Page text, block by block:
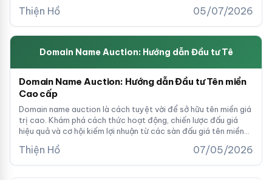
Thiện Hồ 05/07/2026
Domain Name Auction: Hướng dẫn Đầu tư Tê
Domain Name Auction: Hướng dẫn Đầu tư Tên miền
Cao cấp
Domain name auction là cách tuyệt vời để sở hữu tên miền giá
trị cao. Khám phá cách thức hoạt động, chiến lược đấu giá
hiệu quả và cơ hội kiếm lợi nhuận từ các sàn đấu giá tên miền
Thiện Hồ 07/05/2026